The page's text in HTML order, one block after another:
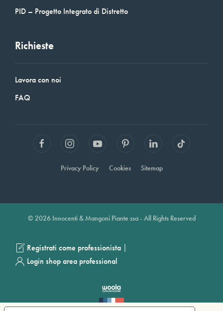
PID – Progetto Integrato di Distretto
Richieste
Lavora con noi
FAQ
Privacy Policy Cookies Sitemap
© 2026 Innocenti & Mangoni Piante ssa - All Rights Reserved
Registrati come professionista |
Login shop area professional